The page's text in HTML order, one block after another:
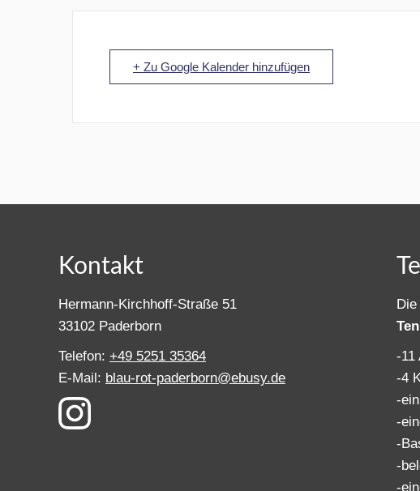
+ Zu Google Kalender hinzufügen
Kontakt
Hermann-Kirchhoff-Straße 51
33102 Paderborn
Telefon: +49 5251 35364
E-Mail: blau-rot-paderborn@ebusy.de
-11
-4
-
-
-
-
-